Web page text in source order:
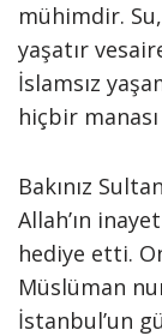
mühimdir.
yaşatır
İslamsız
hiçbir
Bakınız
Allah’ın
hediye etti.
Müslüman
İstanbul’un